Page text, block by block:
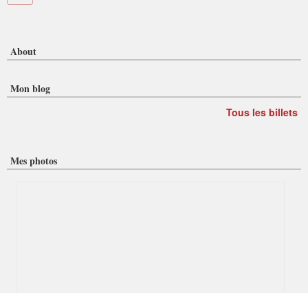
About
Mon blog
Tous les billets
Mes photos